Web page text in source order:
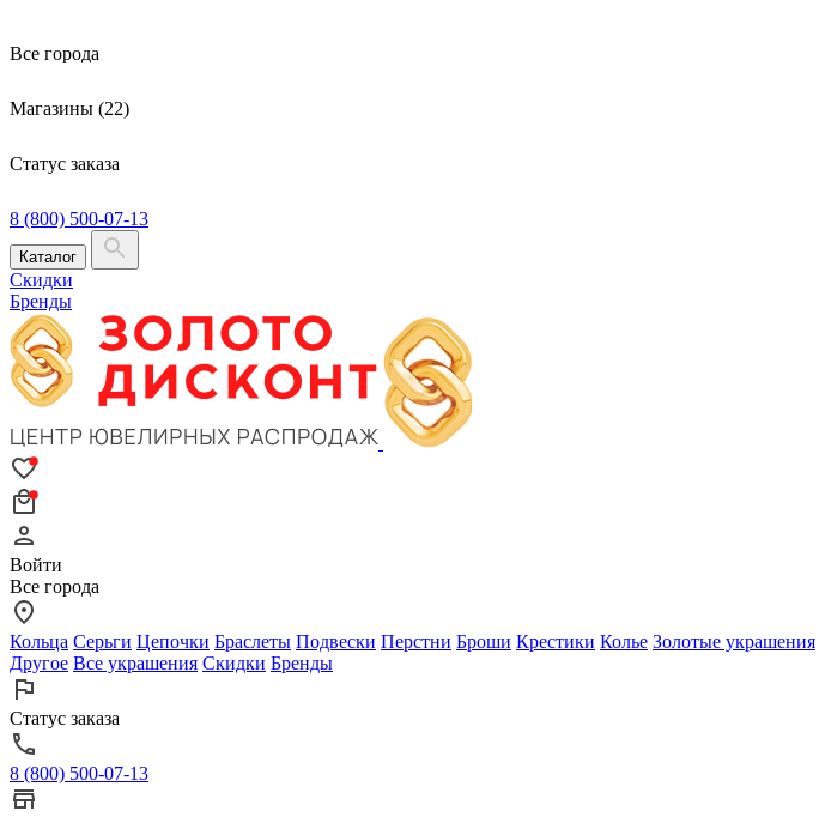
Все города
Магазины (22)
Статус заказа
8 (800) 500-07-13
Каталог
Скидки
Бренды
Войти
Все города
Кольца Серьги Цепочки Браслеты Подвески Перстни Броши Крестики Колье Золотые украшения
Другое Все украшения Скидки Бренды
Статус заказа
8 (800) 500-07-13